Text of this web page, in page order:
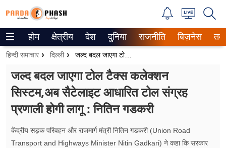
Trending on Google News
वेब स्टोरीज
उत्तर प्रदेश
गैलरी
होम क्षेत्रीय देश दुनिया राजनीति बिज़नेस
हिन्दी समाचार दिल्ली जल्द बदल जाएगा टोल टैक्स कलेक्शन सिस्टम,अब सैटेलाइट आधारित टोल संग्रह प्रणाली होगी लागू : नितिन गडकरी
जल्द बदल जाएगा टोल टैक्स कलेक्शन
सिस्टम,अब सैटेलाइट आधारित टोल संग्रह
प्रणाली होगी लागू : नितिन गडकरी
केंद्रीय सड़क परिवहन और राजमार्ग मंत्री नितिन गडकरी (Union Road
Transport and Highways Minister Nitin Gadkari) ने कहा कि सरकार